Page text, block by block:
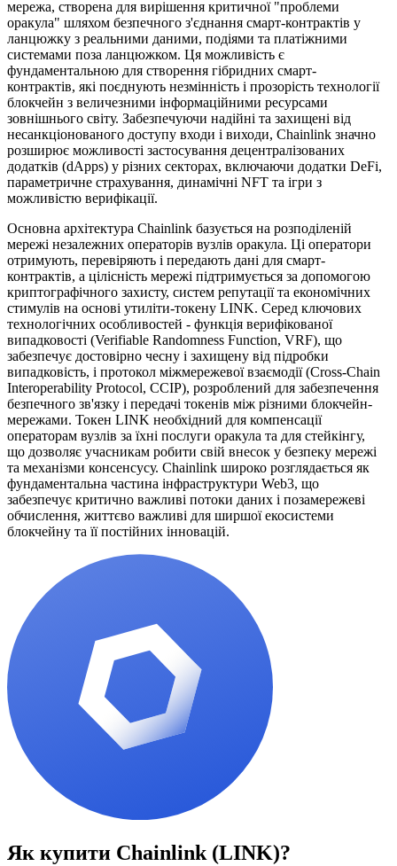
мережа, створена для вирішення критичної "проблеми
оракула" шляхом безпечного з'єднання смарт-контрактів у
ланцюжку з реальними даними, подіями та платіжними
системами поза ланцюжком. Ця можливість є
фундаментальною для створення гібридних смарт-
контрактів, які поєднують незмінність і прозорість технології
блокчейн з величезними інформаційними ресурсами
зовнішнього світу. Забезпечуючи надійні та захищені від
несанкціонованого доступу входи і виходи, Chainlink значно
розширює можливості застосування децентралізованих
додатків (dApps) у різних секторах, включаючи додатки DeFi,
параметричне страхування, динамічні NFT та ігри з
можливістю верифікації.
Основна архітектура Chainlink базується на розподіленій
мережі незалежних операторів вузлів оракула. Ці оператори
отримують, перевіряють і передають дані для смарт-
контрактів, а цілісність мережі підтримується за допомогою
криптографічного захисту, систем репутації та економічних
стимулів на основі утиліти-токену LINK. Серед ключових
технологічних особливостей - функція верифікованої
випадковості (Verifiable Randomness Function, VRF), що
забезпечує достовірно чесну і захищену від підробки
випадковість, і протокол міжмережевої взаємодії (Cross-Chain
Interoperability Protocol, CCIP), розроблений для забезпечення
безпечного зв'язку і передачі токенів між різними блокчейн-
мережами. Токен LINK необхідний для компенсації
операторам вузлів за їхні послуги оракула та для стейкінгу,
що дозволяє учасникам робити свій внесок у безпеку мережі
та механізми консенсусу. Chainlink широко розглядається як
фундаментальна частина інфраструктури Web3, що
забезпечує критично важливі потоки даних і позамережеві
обчислення, життєво важливі для ширшої екосистеми
блокчейну та її постійних інновацій.
Як купити Chainlink (LINK)?